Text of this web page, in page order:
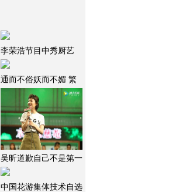
李荣浩节目中秀厨艺
通而不俗妖而不媚 繁
吴昕道歉自己不是第一
中国花游集体技术自选